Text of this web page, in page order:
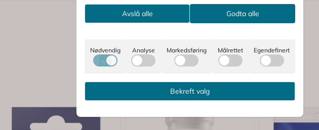
Avslå alle Godta alle
Nødvendig Analyse Markedsføring Målrettet Egendefinert
Bekreft valg